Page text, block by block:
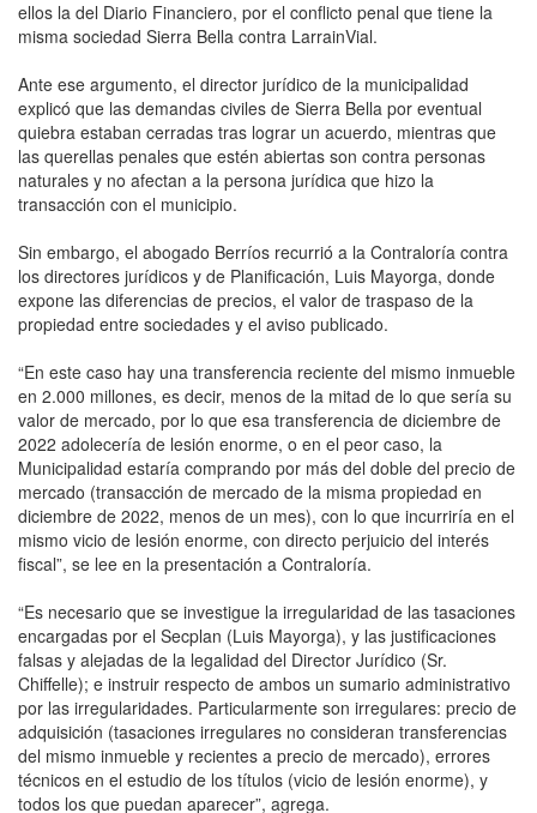
ellos la del Diario Financiero, por el conflicto penal que tiene la
misma sociedad Sierra Bella contra LarrainVial.
Ante ese argumento, el director jurídico de la municipalidad
explicó que las demandas civiles de Sierra Bella por eventual
quiebra estaban cerradas tras lograr un acuerdo, mientras que
las querellas penales que estén abiertas son contra personas
naturales y no afectan a la persona jurídica que hizo la
transacción con el municipio.
Sin embargo, el abogado Berríos recurrió a la Contraloría contra
los directores jurídicos y de Planificación, Luis Mayorga, donde
expone las diferencias de precios, el valor de traspaso de la
propiedad entre sociedades y el aviso publicado.
“En este caso hay una transferencia reciente del mismo inmueble
en 2.000 millones, es decir, menos de la mitad de lo que sería su
valor de mercado, por lo que esa transferencia de diciembre de
2022 adolecería de lesión enorme, o en el peor caso, la
Municipalidad estaría comprando por más del doble del precio de
mercado (transacción de mercado de la misma propiedad en
diciembre de 2022, menos de un mes), con lo que incurriría en el
mismo vicio de lesión enorme, con directo perjuicio del interés
fiscal”, se lee en la presentación a Contraloría.
“Es necesario que se investigue la irregularidad de las tasaciones
encargadas por el Secplan (Luis Mayorga), y las justificaciones
falsas y alejadas de la legalidad del Director Jurídico (Sr.
Chiffelle); e instruir respecto de ambos un sumario administrativo
por las irregularidades. Particularmente son irregulares: precio de
adquisición (tasaciones irregulares no consideran transferencias
del mismo inmueble y recientes a precio de mercado), errores
técnicos en el estudio de los títulos (vicio de lesión enorme), y
todos los que puedan aparecer”, agrega.